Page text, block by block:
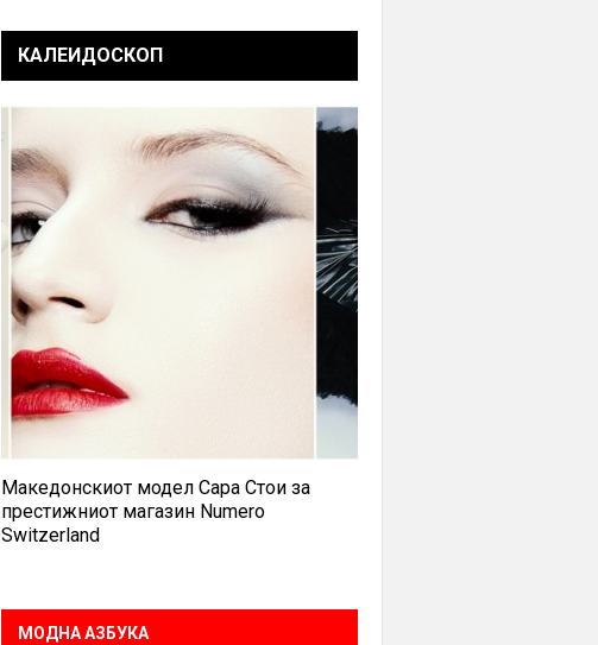
КАЛЕИДОСКОП
Македонскиот модел Сара Стои за
престижниот магазин Numero
Switzerland
МОДНА АЗБУКА